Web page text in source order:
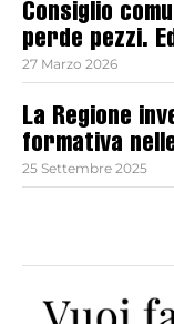
Consiglio
perde pezzi.
27 Marzo 2026
La Regione
formativa
25 Settembre 2025